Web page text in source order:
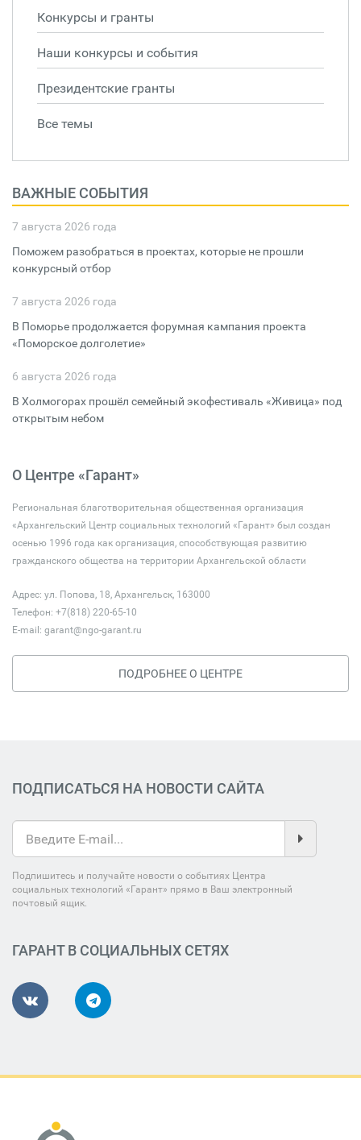
Конкурсы и гранты
Наши конкурсы и события
Президентские гранты
Все темы
ВАЖНЫЕ СОБЫТИЯ
7 августа 2026 года
Поможем разобраться в проектах, которые не прошли
конкурсный отбор
7 августа 2026 года
В Поморье продолжается форумная кампания проекта
«Поморское долголетие»
6 августа 2026 года
В Холмогорах прошёл семейный экофестиваль «Живица» под
открытым небом
О Центре «Гарант»
Региональная благотворительная общественная организация
«Архангельский Центр социальных технологий «Гарант» был создан
осенью 1996 года как организация, способствующая развитию
гражданского общества на территории Архангельской области
Адрес: ул. Попова, 18, Архангельск, 163000
Телефон: +7(818) 220-65-10
E-mail: garant@ngo-garant.ru
ПОДРОБНЕЕ О ЦЕНТРЕ
ПОДПИСАТЬСЯ НА НОВОСТИ САЙТА
Подпишитесь и получайте новости о событиях Центра
социальных технологий «Гарант» прямо в Ваш электронный
почтовый ящик.
ГАРАНТ В СОЦИАЛЬНЫХ СЕТЯХ